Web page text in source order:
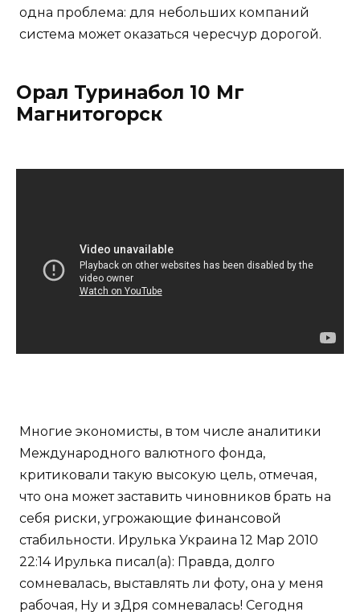
одна проблема: для небольших компаний
система может оказаться чересчур дорогой.
Орал Туринабол 10 Мг
Магнитогорск
Многие экономисты, в том числе аналитики
Международного валютного фонда,
критиковали такую высокую цель, отмечая,
что она может заставить чиновников брать на
себя риски, угрожающие финансовой
стабильности. Ирулька Украина 12 Мар 2010
22:14 Ирулька писал(а): Правда, долго
сомневалась, выставлять ли фоту, она у меня
рабочая, Ну и зДря сомневалась! Сегодня